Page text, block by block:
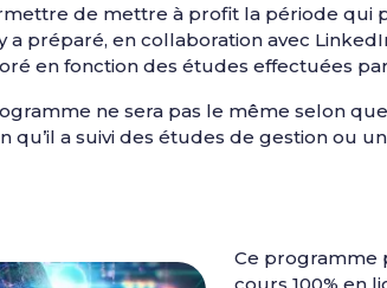
de mettre à profit la période qui
a préparé, en collaboration avec
en fonction des études effectuées
ne sera pas le même selon
qu’il a suivi des études de gestion ou
​Ce programme